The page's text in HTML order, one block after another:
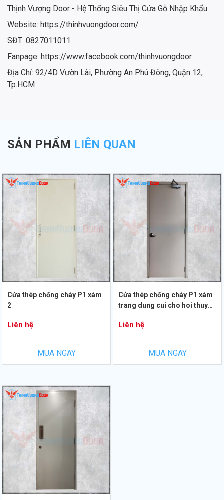
Thịnh Vượng Door - Hệ Thống Siêu Thị Cửa Gỗ Nhập Khẩu
Website: https://thinhvuongdoor.com/
SĐT: 0827011011
Fanpage: https://www.facebook.com/thinhvuongdoor
Địa Chỉ: 92/4D Vườn Lài, Phường An Phú Đông, Quận 12,
Tp.HCM
SẢN PHẨM LIÊN QUAN
Cửa thép chống cháy P1 xám
2
Liên hệ
MUA NGAY
Cửa thép chống cháy P1 xám
trang dung cui cho hoi thuy
Liên hệ
MUA NGAY